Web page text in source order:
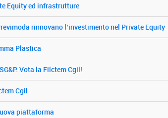
Equity ed infrastrutture
rinnovano l’investimento nel Private Equity
Plastica
Vota la Filctem Cgil!
Cgil
piattaforma